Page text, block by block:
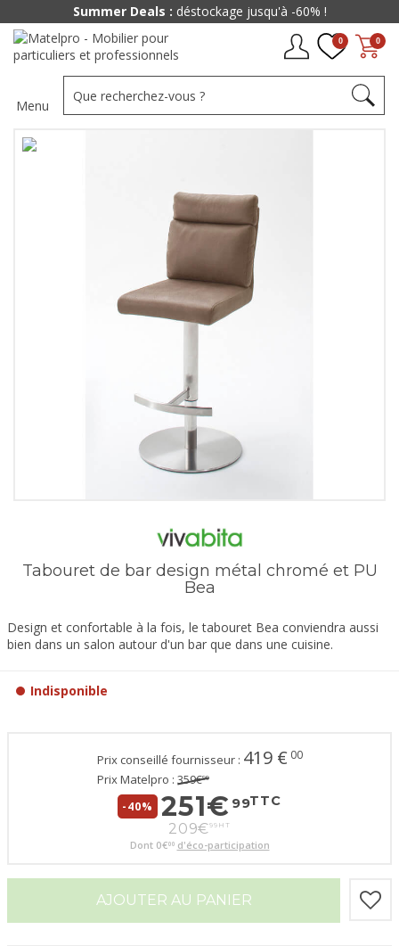
0
0
Menu
Tabouret de bar design métal chromé et PU
Bea
Design et confortable à la fois, le tabouret Bea conviendra aussi
bien dans un salon autour d'un bar que dans une cuisine.
Indisponible
Prix conseillé fournisseur : 419 € 00
Prix Matelpro : 359€99
-40% 251€ 99TTC
209€99 HT
Dont 0€00 d'éco-participation
AJOUTER AU PANIER
Summer Deals : déstockage jusqu'à -60% !